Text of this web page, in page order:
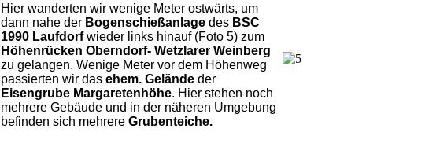
Hier wanderten wir wenige Meter ostwärts, um
dann nahe der Bogenschießanlagedes BSC
1990 Laufdorfwieder links hinauf (Foto 5) zum
Höhenrücken Oberndorf- Wetzlarer Weinberg
zu gelangen. Wenige Meter vor dem Höhenweg
passierten wir dasehem. Gelände der
Eisengrube Margaretenhöhe. Hier stehen noch
mehrere Gebäude und in der näheren Umgebung
befinden sich mehrereGrubenteiche.